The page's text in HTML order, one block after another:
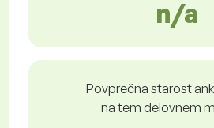
n/a
Povprečna starost
na tem delovnem